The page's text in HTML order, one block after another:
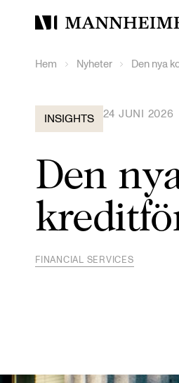
Mannheimer
Hem Nyheter
INSIGHTS 24 JUNI 2026
Den
FINANCIAL SERVICES